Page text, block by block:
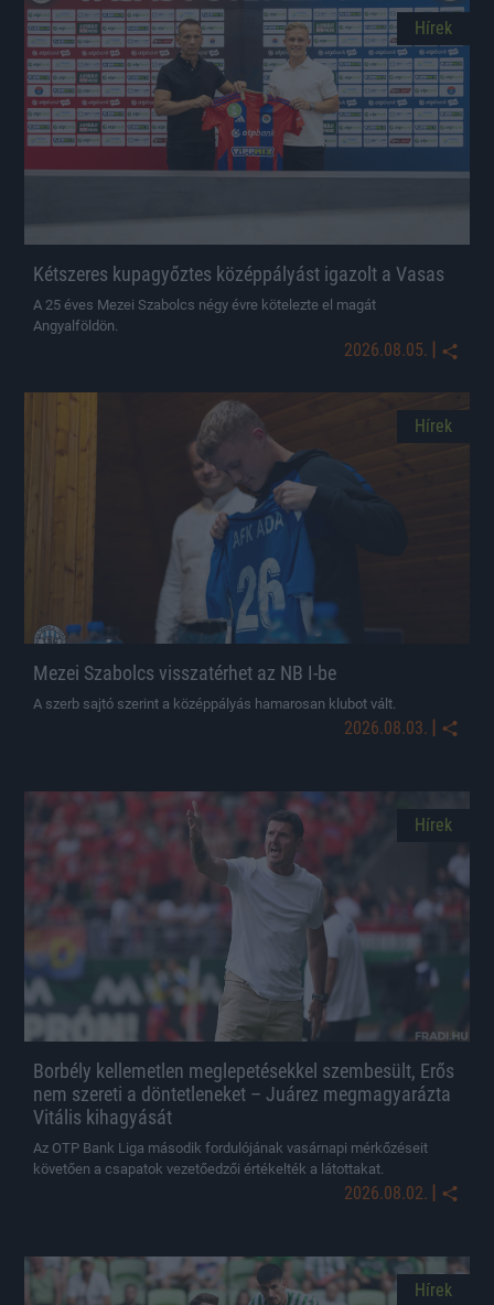
Hírek
Kétszeres kupagyőztes középpályást igazolt a Vasas
A 25 éves Mezei Szabolcs négy évre kötelezte el magát
Angyalföldön.
2026.08.05. |
Hírek
Mezei Szabolcs visszatérhet az NB I-be
A szerb sajtó szerint a középpályás hamarosan klubot vált.
2026.08.03. |
Hírek
Borbély kellemetlen meglepetésekkel szembesült, Erős
nem szereti a döntetleneket – Juárez megmagyarázta
Vitális kihagyását
Az OTP Bank Liga második fordulójának vasárnapi mérkőzéseit
követően a csapatok vezetőedzői értékelték a látottakat.
2026.08.02. |
Hírek